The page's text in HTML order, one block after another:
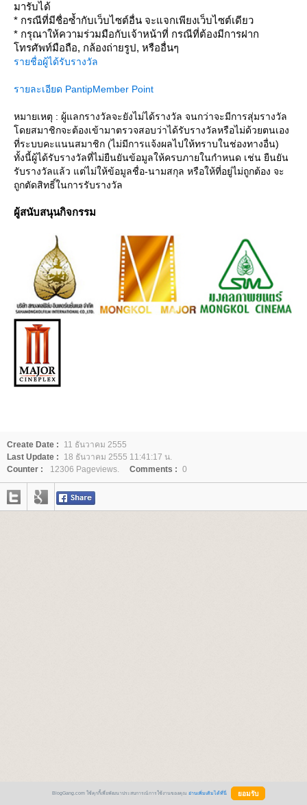
มารับได้
* กรณีที่มีชื่อซ้ำกับเว็บไซต์อื่น จะแจกเพียงเว็บไซต์เดียว
* กรุณาให้ความร่วมมือกับเจ้าหน้าที่ กรณีที่ต้องมีการฝาก
ทรศัพท์มือถือ, กล้องถ่ายรูป, หรืออื่นๆ
รายชื่อผู้ได้รับรางวัล
รายละเอียด PantipMember Point
หมายเหตุ : ผู้แลกรางวัลจะยังไม่ได้รางวัล จนกว่าจะมีการสุ่มรางวัล
ดยสมาชิกจะต้องเข้ามาตรวจสอบว่าได้รับรางวัลหรือไม่ด้วยตนเอง
ที่ระบบคะแนนสมาชิก (ไม่มีการแจ้งผลไปให้ทราบในช่องทางอื่น)
ทั้งนี้ผู้ได้รับรางวัลที่ไม่ยืนยันข้อมูลให้ครบภายในกำหนด เช่น ยืนยัน
รับรางวัลแล้ว แต่ไม่ให้ข้อมูลชื่อ-นามสกุล หรือให้ที่อยู่ไม่ถูกต้อง จะ
ถูกตัดสิทธิ์ในการรับรางวัล
ผู้สนับสนุนกิจกรรม
Create Date :
11 ธันวาคม 2555
Last Update :
18 ธันวาคม 2555 11:41:17 น.
Counter :
12306 Pageviews. Comments : 0
BlogGang.com ใช้คุกกี้เพื่อพัฒนาประสบการณ์การใช้งานของคุณ อ่านเพิ่มเติมได้ที่นี่